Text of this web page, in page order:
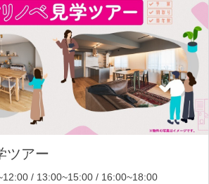
ツアー
/ 13:00~15:00 / 16:00~18:00